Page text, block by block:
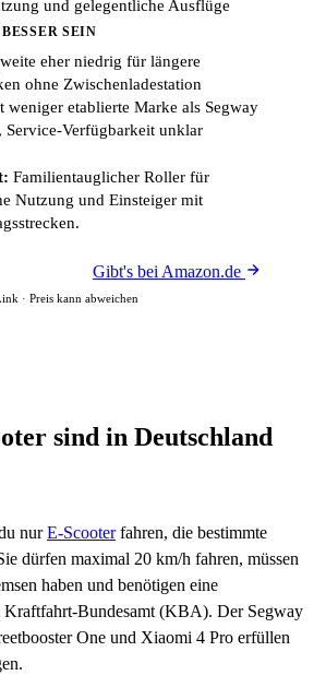
und gelegentliche Ausflüge
SEIN
eher niedrig für längere
ohne Zwischenladestation
weniger etablierte Marke als Segway
Service-Verfügbarkeit unklar
Familientauglicher Roller für
Nutzung und Einsteiger mit
Gibt's bei Amazon.de
· Preis kann abweichen
sind in Deutschland
nurE-Scooterfahren, die bestimmte
dürfen maximal 20 km/h fahren, müssen
haben und benötigen eine
Kraftfahrt-Bundesamt (KBA). Der Segway
One und Xiaomi 4 Pro erfüllen